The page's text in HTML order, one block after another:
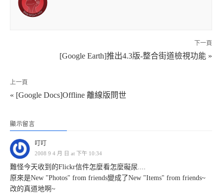
下一頁
[Google Earth]推出4.3版-整合街道檢視功能 »
上一頁
« [Google Docs]Offline 離線版問世
顯示留言
叮叮
2008 9 4 月 日 at 下午 10:34
難怪今天收到的Flickr信件怎麼看怎麼礙尿....
原來是New "Photos" from friends變成了New "Items" from friends~
改的真道地啊~